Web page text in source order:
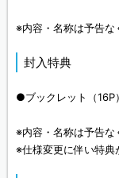
※内容・名称は予告な
封入特典
●ブックレット（16P）
※内容・名称は予告な
※仕様変更に伴い特典